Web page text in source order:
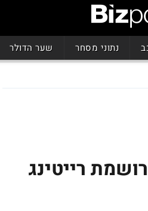
נתוני מסחר שער הדולר
רייטינג